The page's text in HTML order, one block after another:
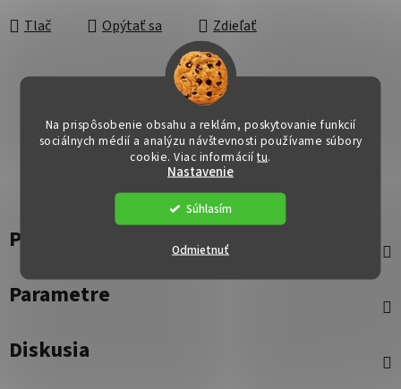
Na prispôsobenie obsahu a reklám, poskytovanie funkcií
sociálnych médií a analýzu návštevnosti používame súbory
cookie. Viac informáciítu.
Nastavenie
Odmietnuť
Súhlasím
Tlač Opýtať sa Zdieľať
Popis
Parametre
Diskusia